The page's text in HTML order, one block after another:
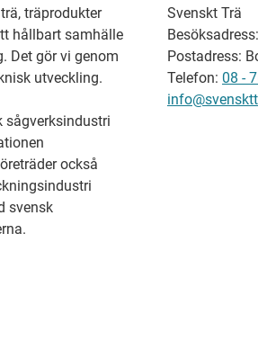
träprodukter
hållbart samhälle
Det gör vi genom
utveckling.
sågverksindustri
också
svensk
Svenskt Trä
Postadress:
Telefon: 08 -